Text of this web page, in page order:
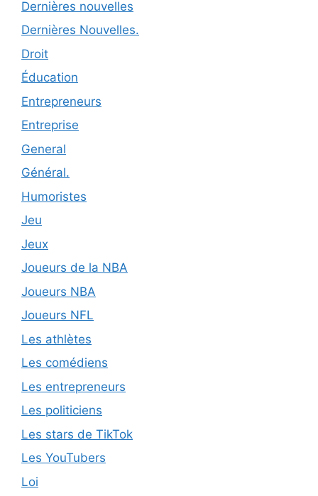
Dernières nouvelles
Dernières Nouvelles.
Droit
Éducation
Entrepreneurs
Entreprise
General
Général.
Humoristes
Jeu
Jeux
Joueurs de la NBA
Joueurs NBA
Joueurs NFL
Les athlètes
Les comédiens
Les entrepreneurs
Les politiciens
Les stars de TikTok
Les YouTubers
Loi